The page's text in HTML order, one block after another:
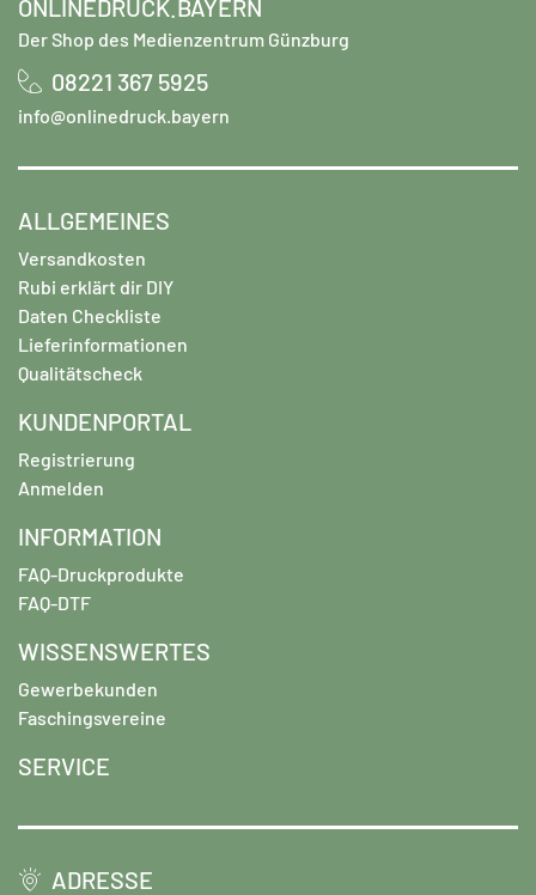
ONLINEDRUCK.BAYERN
Der Shop des Medienzentrum Günzburg
08221 367 5925
info@onlinedruck.bayern
ALLGEMEINES
Versandkosten
Rubi erklärt dir DIY
Daten Checkliste
Lieferinformationen
Qualitätscheck
KUNDENPORTAL
Registrierung
Anmelden
INFORMATION
FAQ-Druckprodukte
FAQ-DTF
WISSENSWERTES
Gewerbekunden
Faschingsvereine
SERVICE
ADRESSE